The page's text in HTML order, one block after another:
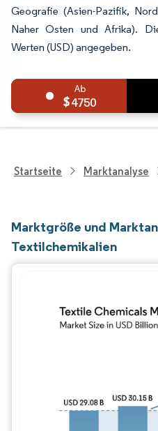
Geografie (Asien-Pazifik,
Naher Osten und Afrika).
Werten (USD) angegeben.
4750
Startseite Marktanalyse
Marktgröße und
Textilchemikalien